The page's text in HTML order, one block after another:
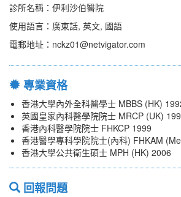
診所名稱：伊利沙伯醫院
使用語言：廣東話, 英文, 國語
電郵地址：nckz01@netvigator.com
專業資格
香港大學內外全科醫學士 MBBS (HK)
英國皇家內科醫學院院士 MRCP (UK)
香港內科醫學院院士 FHKCP 1999
香港醫學專科學院院士(內科) FHKAM
香港大學公共衛生碩士 MPH (HK) 2006
回報問題